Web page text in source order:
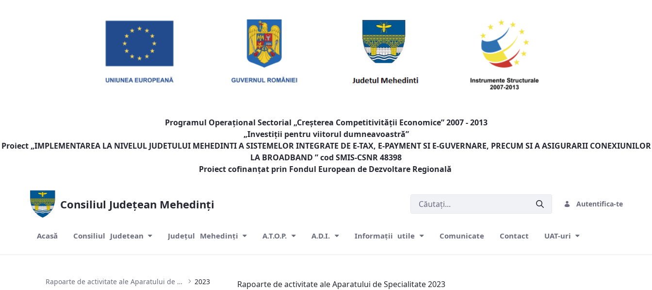
Programul Operaţional Sectorial „Creşterea Competitivităţii Economice” 2007 - 2013
„Investiţii pentru viitorul dumneavoastră”
Proiect „IMPLEMENTAREA LA NIVELUL JUDETULUI MEHEDINTI A SISTEMELOR INTEGRATE DE E-TAX, E-PAYMENT SI E-GUVERNARE, PRECUM SI A ASIGURARII CONEXIUNILOR
LA BROADBAND ” cod SMIS-CSNR 48398
Proiect cofinanţat prin Fondul European de Dezvoltare Regională
Consiliul Județean Mehedinți Autentifica-te
Acasă Consiliul Judetean Județul Mehedinți A.T.O.P. A.D.I. Informații utile Comunicate Contact UAT-uri
Rapoarte de activitate ale Aparatului de Specialitate al Consiliului Județean Mehedinți 2023 Rapoarte de activitate ale Aparatului de Specialitate 2023